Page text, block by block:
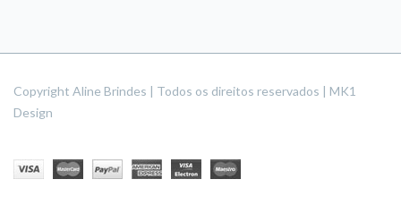
Copyright Aline Brindes | Todos os direitos reservados | MK1
Design